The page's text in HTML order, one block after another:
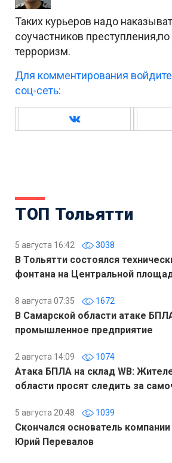
Таких курьеров надо
соучастников преступления,по
терроризм.
Для комментирования
соц-сеть:
ТОП Тольятти
5 августа 16:42 3038
В Тольятти состоялся
фонтана на Центральной
8 августа 07:35 1672
В Самарской области атаке
промышленное предприятие
2 августа 14:09 1074
Атака БПЛА на склад WB:
области просят следить за
5 августа 20:48 1039
Скончался основатель
Юрий Перевалов